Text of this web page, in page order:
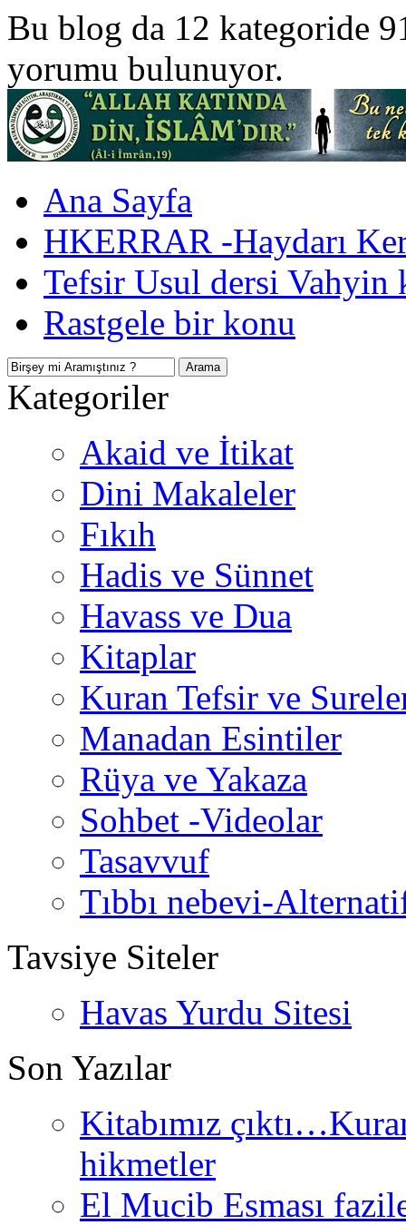
Bu blog da 12 kategoride
yorumu bulunuyor.
Ana Sayfa
HKERRAR -Haydarı
Tefsir Usul dersi Vahyin
Rastgele bir konu
Kategoriler
Akaid ve İtikat
Dini Makaleler
Fıkıh
Hadis ve Sünnet
Havass ve Dua
Kitaplar
Kuran Tefsir ve
Manadan Esintiler
Rüya ve Yakaza
Sohbet -Videolar
Tasavvuf
Tıbbı nebevi-
Tavsiye Siteler
Havas Yurdu Sitesi
Son Yazılar
Kitabımız
hikmetler
El Mucib Esması